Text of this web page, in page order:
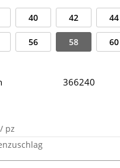
40 42 44
56 58 60
pz
366240